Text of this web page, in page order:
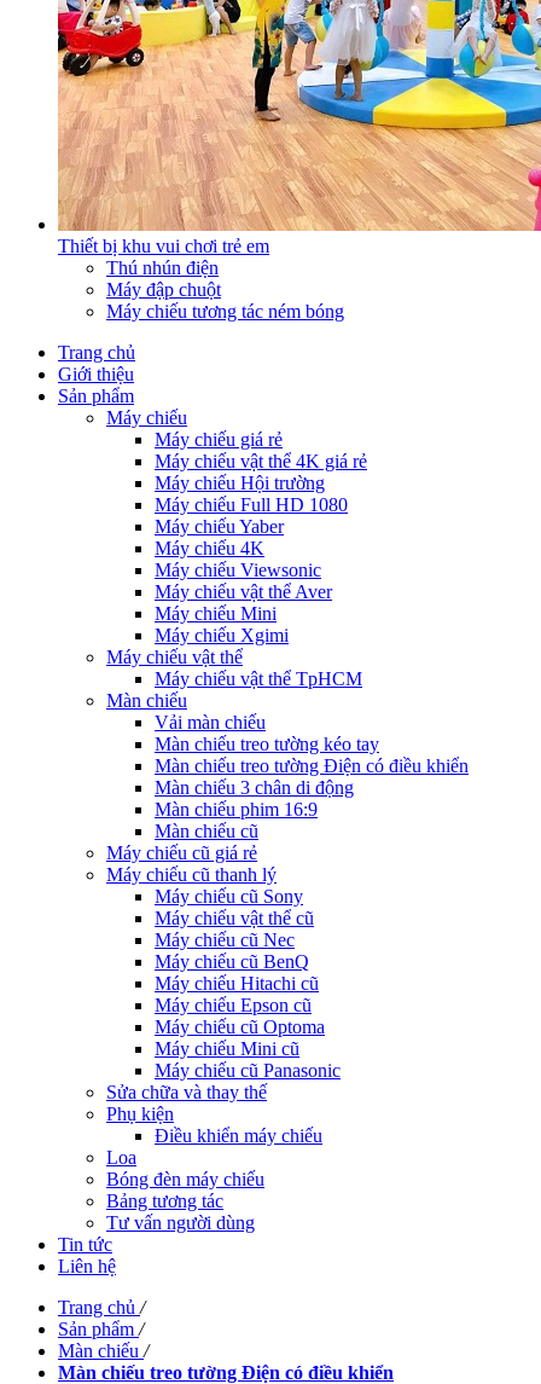
Thiết bị khu vui chơi trẻ em
Thú nhún điện
Máy đập chuột
Máy chiếu tương tác ném bóng
Trang chủ
Giới thiệu
Sản phẩm
Máy chiếu
Máy chiếu giá rẻ
Máy chiếu vật thể 4K giá rẻ
Máy chiếu Hội trường
Máy chiếu Full HD 1080
Máy chiếu Yaber
Máy chiếu 4K
Máy chiếu Viewsonic
Máy chiếu vật thể Aver
Máy chiếu Mini
Máy chiếu Xgimi
Máy chiếu vật thể
Máy chiếu vật thể TpHCM
Màn chiếu
Vải màn chiếu
Màn chiếu treo tường kéo tay
Màn chiếu treo tường Điện có điều khiển
Màn chiếu 3 chân di động
Màn chiếu phim 16:9
Màn chiếu cũ
Máy chiếu cũ giá rẻ
Máy chiếu cũ thanh lý
Máy chiếu cũ Sony
Máy chiếu vật thể cũ
Máy chiếu cũ Nec
Máy chiếu cũ BenQ
Máy chiếu Hitachi cũ
Máy chiếu Epson cũ
Máy chiếu cũ Optoma
Máy chiếu Mini cũ
Máy chiếu cũ Panasonic
Sửa chữa và thay thế
Phụ kiện
Điều khiển máy chiếu
Loa
Bóng đèn máy chiếu
Bảng tương tác
Tư vấn người dùng
Tin tức
Liên hệ
Trang chủ /
Sản phẩm /
Màn chiếu /
Màn chiếu treo tường Điện có điều khiển